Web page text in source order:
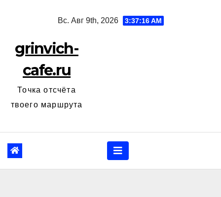
Вс. Авг 9th, 2026 3:37:17 AM
grinvich-
cafe.ru
Точка отсчёта
твоего маршрута